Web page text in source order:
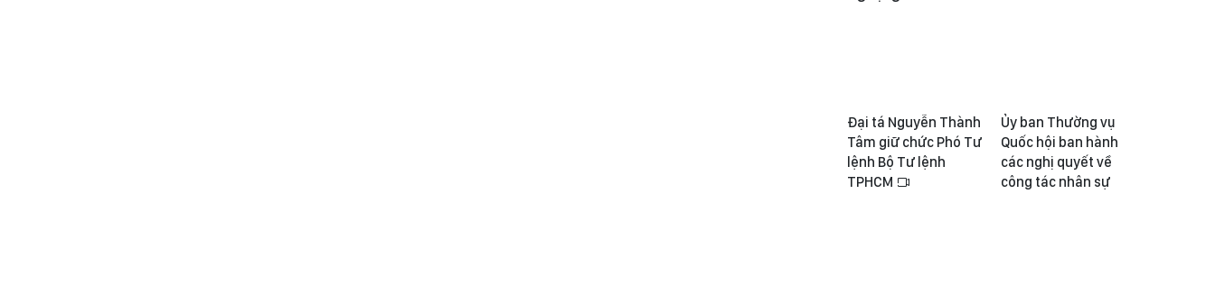
Đại tá Nguyễn Thành
Tâm giữ chức Phó Tư
lệnh Bộ Tư lệnh
TPHCM
Ủy ban Thường vụ
Quốc hội ban hành
các nghị quyết về
công tác nhân sự